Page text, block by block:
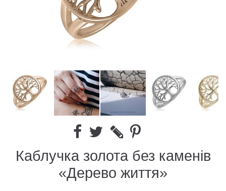
Каблучка золота без каменів
«Дерево життя»